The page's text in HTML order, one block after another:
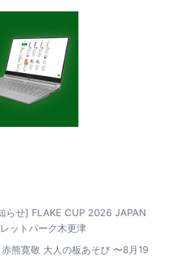
らせ] FLAKE CUP 2026 JAPAN
ットパーク木更津
赤熊寛敬 大人の板あそび 〜8月19